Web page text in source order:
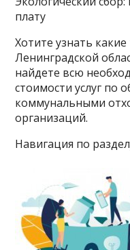
плату
Хотите узнать
Ленинградской
найдете всю
стоимости услуг
коммунальными
организаций.
Навигация по